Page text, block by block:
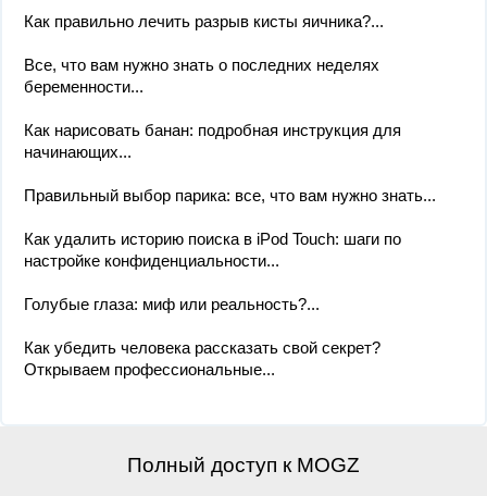
Как правильно лечить разрыв кисты яичника?...
Все, что вам нужно знать о последних неделях
беременности...
Как нарисовать банан: подробная инструкция для
начинающих...
Правильный выбор парика: все, что вам нужно знать...
Как удалить историю поиска в iPod Touch: шаги по
настройке конфиденциальности...
Голубые глаза: миф или реальность?...
Как убедить человека рассказать свой секрет?
Открываем профессиональные...
Полный доступ к MOGZ